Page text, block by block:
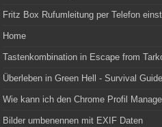
Fritz Box Rufumleitung per Telefon
Home
Tastenkombination in Escape from
Überleben in Green Hell - Survival Guide
Wie kann ich den Chrome Profil
Bilder umbenennen mit EXIF Daten